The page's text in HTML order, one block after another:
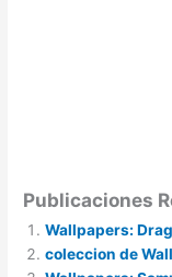
Publicaciones
Wallpapers:
coleccion de